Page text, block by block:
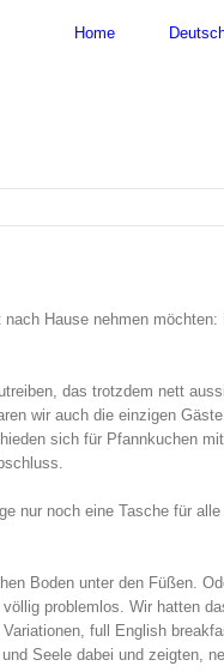
Home
Hause nehmen
das trotzdem nett
wir auch die einzigen
sich für Pfannkuchen
nur noch eine Tasche für
Boden unter den Füßen.
problemlos. Wir hatten
full English
Seele dabei und zeigten,